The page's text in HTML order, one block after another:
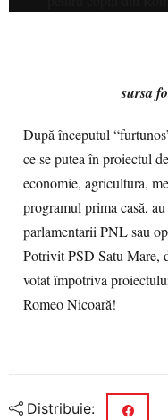
sursa
După începutul
ce se putea în proiectul
economie, agricultura,
programul prima casă,
parlamentarii PNL sau
Potrivit PSD Satu Mare,
votat împotriva
Romeo Nicoară!
Distribuie: